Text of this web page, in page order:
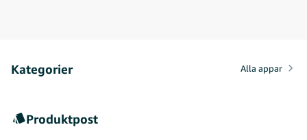
Kategorier Alla appar
Produktpost